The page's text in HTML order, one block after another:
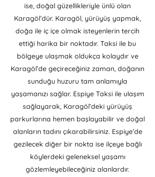
ise, doğal güzellikleriyle ünlü olan
Karagöl’dür. Karagöl, yürüyüş yapmak,
doğa ile iç içe olmak isteyenlerin tercih
ettiği harika bir noktadır. Taksi ile bu
bölgeye ulaşmak oldukça kolaydır ve
Karagöl’de geçireceğiniz zaman, doğanın
sunduğu huzuru tam anlamıyla
yaşamanızı sağlar. Espiye Taksi ile ulaşım
sağlayarak, Karagöl’deki yürüyüş
parkurlarına hemen başlayabilir ve doğal
alanların tadını çıkarabilirsiniz. Espiye’de
gezilecek diğer bir nokta ise ilçeye bağlı
köylerdeki geleneksel yaşamı
gözlemleyebileceğiniz alanlardır.